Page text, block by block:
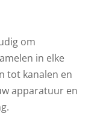
om
in elke
tot kanalen en
apparatuur en